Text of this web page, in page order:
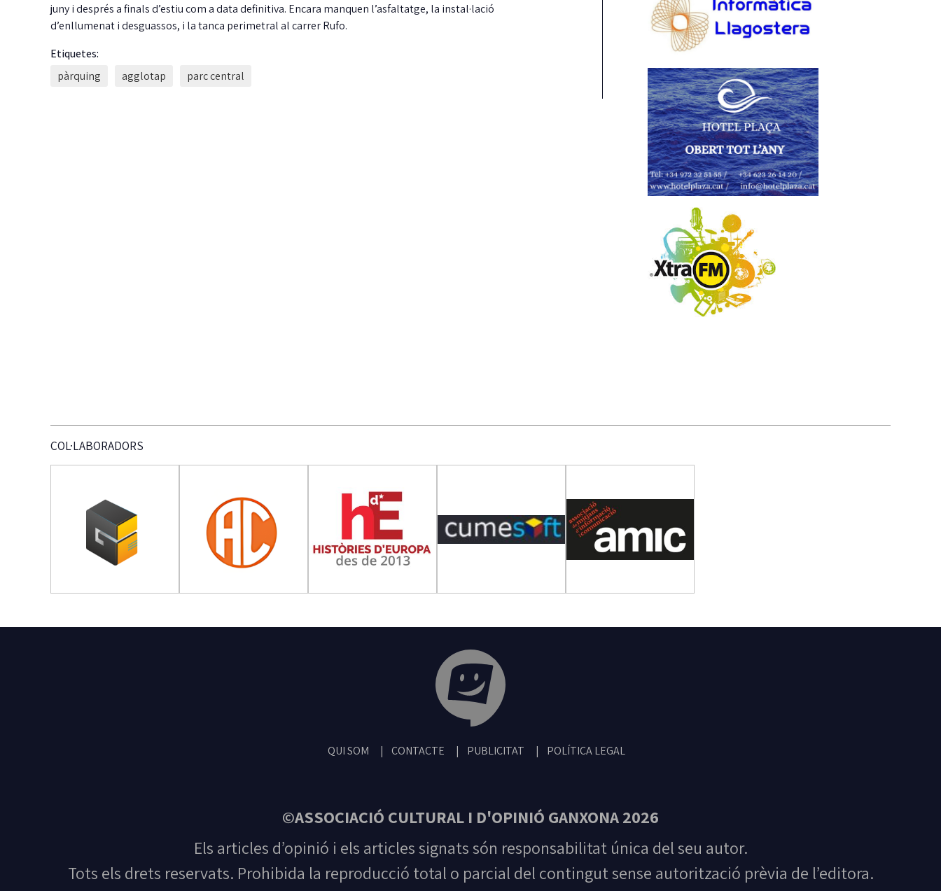
juny i després a finals d’estiu com a data definitiva. Encara manquen l’asfaltatge, la instal·lació
d’enllumenat i desguassos, i la tanca perimetral al carrer Rufo.
Etiquetes:
pàrquing
agglotap parc central
COL·LABORADORS
QUI SOM CONTACTE PUBLICITAT POLÍTICA LEGAL
©ASSOCIACIÓ CULTURAL I D'OPINIÓ GANXONA 2026
Els articles d’opinió i els articles signats són responsabilitat única del seu autor.
Tots els drets reservats. Prohibida la reproducció total o parcial del contingut sense autorització prèvia de l’editora.